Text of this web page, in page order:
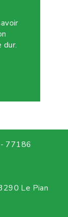
dur.
77186
Le Pian